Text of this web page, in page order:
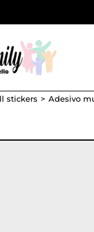
stickers Adesivo